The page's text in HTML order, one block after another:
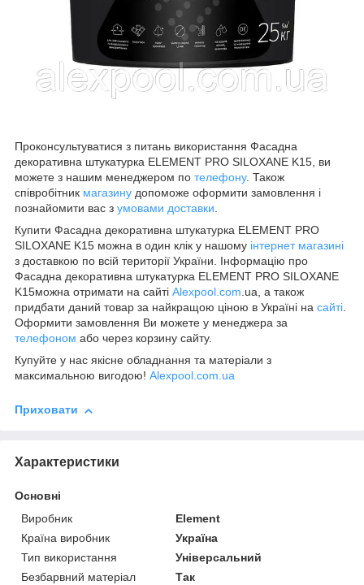
Проконсультуватися з питань використання Фасадна
декоративна штукатурка ELEMENT PRO SILOXANE K15, ви
можете з нашим менеджером по телефону. Також
співробітник магазину допоможе оформити замовлення і
познайомити вас з умовами доставки.
Купити Фасадна декоративна штукатурка ELEMENT PRO
SILOXANE K15 можна в один клік у нашому інтернет магазині
з доставкою по всій території України. Інформацію про
Фасадна декоративна штукатурка ELEMENT PRO SILOXANE
K15можна отримати на сайті Alexpool.com.ua, а також
придбати даний товар за найкращою ціною в Україні на сайті.
Оформити замовлення Ви можете у менеджера за
телефоном або через корзину сайту.
Купуйте у нас якісне обладнання та матеріали з
максимальною вигодою! Alexpool.com.ua
Приховати
Характеристики
Основні
Виробник
Element
Країна виробник
Україна
Тип використання
Універсальний
Безбарвний матеріал
Так